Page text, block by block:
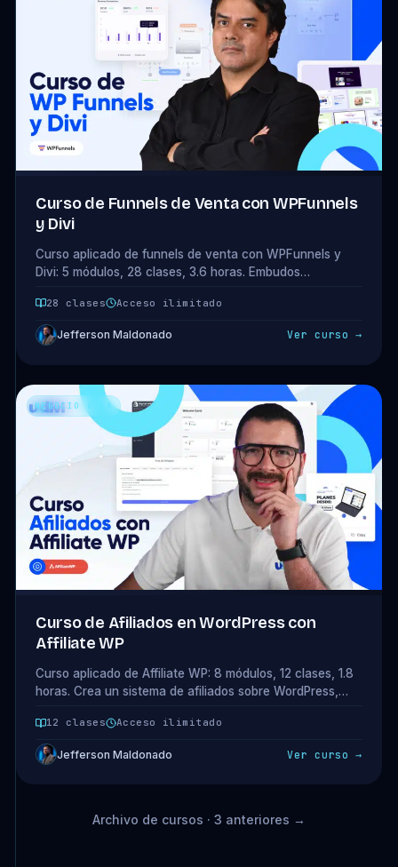
Curso de Funnels de Venta con WPFunnels
y Divi
Curso aplicado de funnels de venta con WPFunnels y
Divi: 5 módulos, 28 clases, 3.6 horas. Embudos
completo incluido en tu plan.
28 clases Acceso ilimitado
Jefferson Maldonado Ver curso →
NEGOCIO & IA
Curso de Afiliados en WordPress con
Affiliate WP
Curso aplicado de Affiliate WP: 8 módulos, 12 clases, 1.8
horas. Crea un sistema de afiliados sobre WordPress,
completo incluido en tu plan.
12 clases Acceso ilimitado
Jefferson Maldonado Ver curso →
Archivo de cursos · 3 anteriores →